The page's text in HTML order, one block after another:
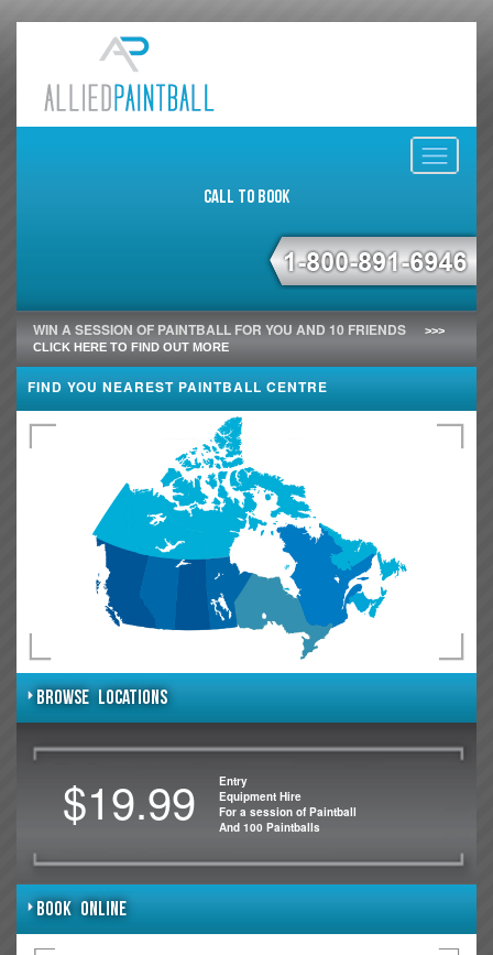
Toggle
Call to Book
WIN A SESSION OF PAINTBALL FOR YOU AND 10 FRIENDS
>>>
CLICK HERE TO FIND OUT MORE
FIND YOU NEAREST PAINTBALL CENTRE
BROWSE LOCATIONS
$19.99
Entry
Equipment Hire
For a session of Paintball
And 100 Paintballs
BOOK ONLINE